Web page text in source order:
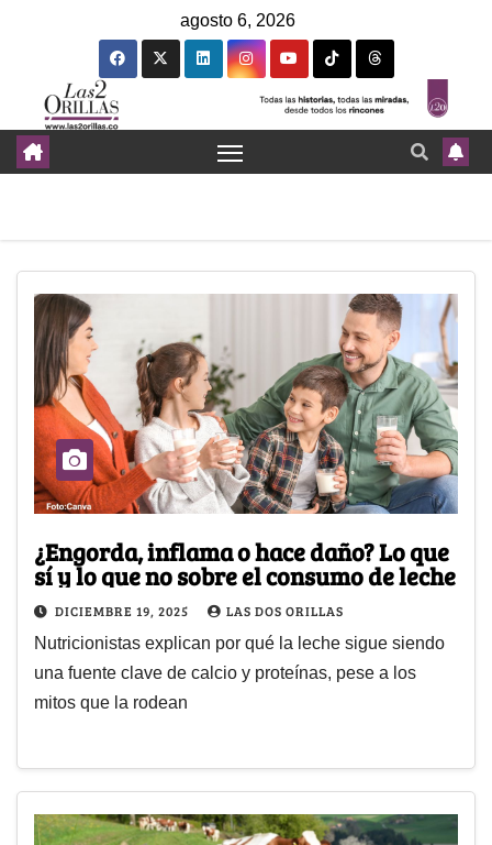
agosto 6, 2026
¿Engorda, inflama o hace daño? Lo que
sí y lo que no sobre el consumo de leche
DICIEMBRE 19, 2025 LAS DOS ORILLAS
Nutricionistas explican por qué la leche sigue siendo
una fuente clave de calcio y proteínas, pese a los
mitos que la rodean